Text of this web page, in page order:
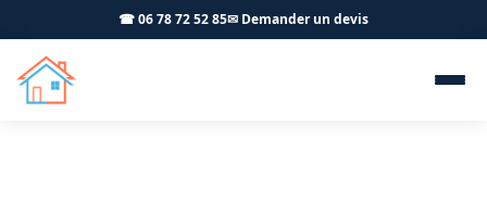
☎ 06 78 72 52 85✉ Demander un devis